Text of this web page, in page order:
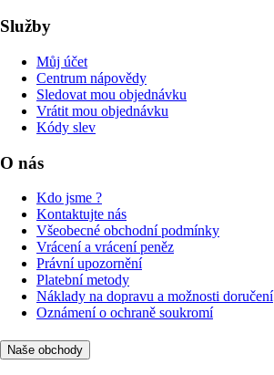
Služby
Můj účet
Centrum nápovědy
Sledovat mou objednávku
Vrátit mou objednávku
Kódy slev
O nás
Kdo jsme ?
Kontaktujte nás
Všeobecné obchodní podmínky
Vrácení a vrácení peněz
Právní upozornění
Platební metody
Náklady na dopravu a možnosti doručení
Oznámení o ochraně soukromí
Naše obchody